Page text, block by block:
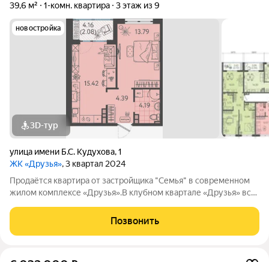
39,6 м²
1-комн. квартира 3 этаж из 9
новостройка
3D-тур
улица имени Б.С. Кудухова,1
ЖК «Друзья», 3 квартал 2024
Продаётся квартира от застройщика "Семья" в современном
жилом комплексе «Друзья».В клубном квартале «Друзья» все
Бесплатные игровая комната для детей и антикафе для
подростков; Широкие лоджии до 1,5
Позвонить